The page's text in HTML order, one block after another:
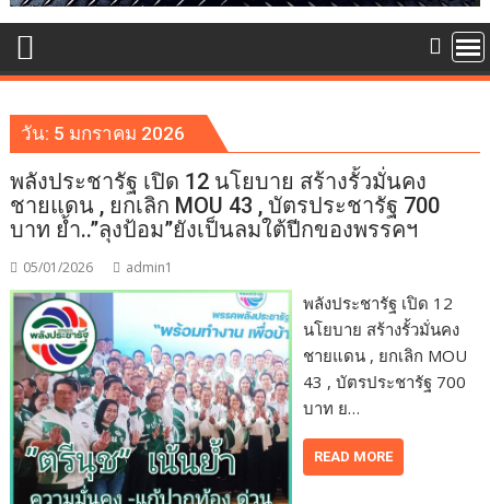
วัน: 5 มกราคม 2026
พลังประชารัฐ เปิด 12 นโยบาย สร้างรั้วมั่นคง
ชายแดน , ยกเลิก MOU 43 , บัตรประชารัฐ 700
บาท ย้ำ..”ลุงป้อม”ยังเป็นลมใต้ปีกของพรรคฯ
05/01/2026 admin1
พลังประชารัฐ เปิด 12
นโยบาย สร้างรั้วมั่นคง
ชายแดน , ยกเลิก MOU
43 , บัตรประชารัฐ 700
บาท ย…
READ MORE